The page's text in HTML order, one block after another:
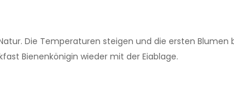
Die Temperaturen steigen und die ersten
Bienenkönigin wieder mit der Eiablage.